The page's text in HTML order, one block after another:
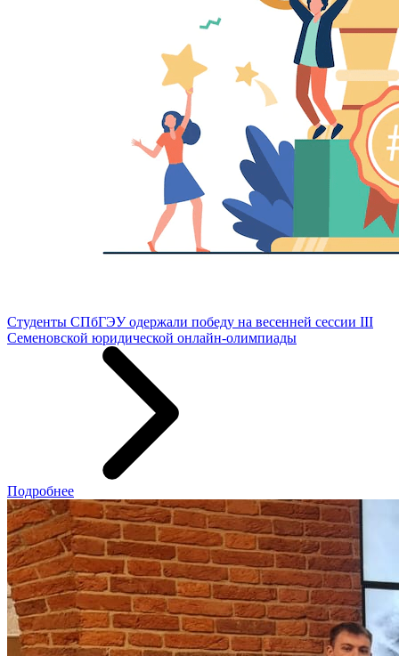
Студенты СПбГЭУ одержали победу на весенней сессии III
Семеновской юридической онлайн-олимпиады
Подробнее